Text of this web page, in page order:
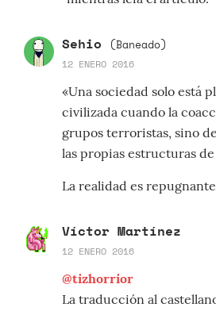
Sehio (Baneado)
12 ENERO 2016
«Una sociedad solo está
civilizada cuando la
grupos terroristas, sino
las propias estructuras
La realidad es
Víctor Martínez
12 ENERO 2016
@tizhorrior
La traducción al